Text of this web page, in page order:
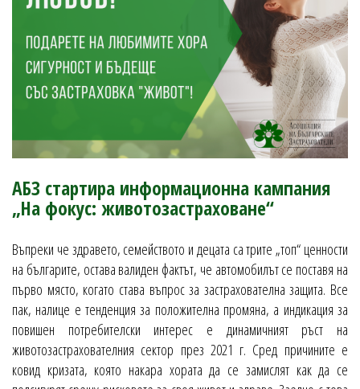
АБЗ стартира информационна кампания
„На фокус: животозастраховане“
Въпреки че здравето, семейството и децата са трите „топ“ ценности
на българите, остава валиден фактът, че автомобилът се поставя на
първо място, когато става въпрос за застрахователна защита. Все
пак, налице е тенденция за положителна промяна, а индикация за
повишен потребителски интерес е динамичният ръст на
животозастрахователния сектор през 2021 г. Сред причините е
ковид кризата, която накара хората да се замислят как да се